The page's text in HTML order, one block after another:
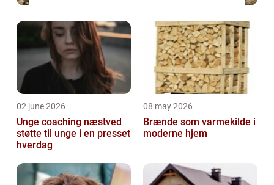
02 june 2026
Unge coaching næstved
støtte til unge i en presset
hverdag
08 may 2026
Brænde som varmekilde i
moderne hjem